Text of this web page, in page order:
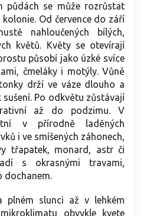
půdách se může rozrůstat
Od července do září
nahloučených bílých,
květů. Květy se otevírají
působí jako úzké svíce
čmeláky i motýly. Vůně
drží ve váze dlouho a
Po odkvětu zůstávají
až do podzimu. V
v přírodně laděných
i ve smíšených záhonech,
třapatek, monard, astr či
s okrasnými travami,
dochanem.
plném slunci až v lehkém
obvykle kvete